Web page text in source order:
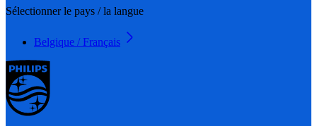
Sélectionner le pays / la langue
Belgique / Français